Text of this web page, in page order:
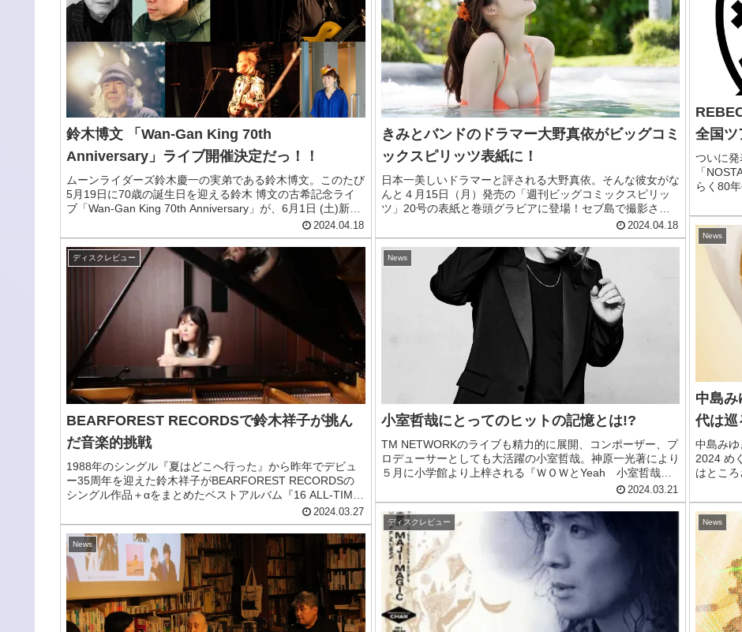
全国ツ
ついに
「
らく80
も
見せて
鈴木博文 「Wan-Gan King 70th
Anniversary」ライブ開催決定だっ！！
ムーンライダーズ鈴木慶一の実弟である鈴木博文。このたび
5月19日に70歳の誕生日を迎える鈴木 博文の古希記念ライ
ブ「Wan-Gan King 70th Anniversary」が、6月1日 (土)新代
2024.04.18
きみとバンドのドラマー大野真依がビッグコミ
ックスピリッツ表紙に！
日本一美しいドラマーと評される大野真依。そんな彼女がな
んと４月15日（月）発売の「週刊ビッグコミックスピリッ
ツ」20号の表紙と巻頭グラビアに登場！セブ島で撮影され
た最新写真集からのアザーカットがいち早く掲載されてい
る。これがとっても美しい！
2024.04.18
News
中島
代は巡
中島みゆ
2024 め
はとこ
月20日
日(日)で
ディスクレビュー
BEARFOREST RECORDSで鈴木祥子が挑ん
だ音楽的挑戦
1988年のシングル『夏はどこへ行った』から昨年でデビュ
ー35周年を迎えた鈴木祥子がBEARFOREST RECORDSの
シングル作品＋αをまとめたベストアルバム『16 ALL-TIME
SYOKOS BEARFOREST SINGLES AND MORE…2009-
20XX』がリリース。
2024.03.27
News
小室哲哉にとってのヒットの記憶とは!?
TM NETWORKのライブも精力的に展開、コンポーザー、プ
ロデューサーとしても大活躍の小室哲哉。神原一光著により
５月に小学館より上梓される『ＷＯＷとYeah 小室哲哉
～起こせよ、ムーヴメント～』は、小室哲哉の作曲、プロデ
ュース論の集大成とも言える一冊になりそうである。
2024.03.21
ディスクレビュー News
News